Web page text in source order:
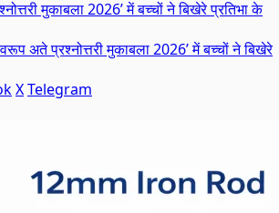
अते प्रश्नोत्तरी मुकाबला 2026’ में बच्चों ने बिखेरे
XTelegram